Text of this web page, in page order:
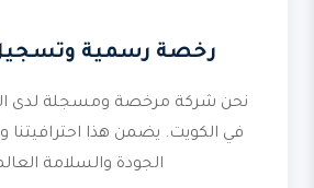
رخصة رسمية وتسجيل
نحن شركة مرخصة ومسجلة لدى
في الكويت. يضمن هذا احترافيتنا
الجودة والسلامة